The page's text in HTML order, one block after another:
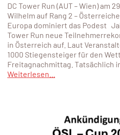
DC Tower Run (AUT – Wien) am
Wilhelm auf Rang 2 –
Europa dominiert das Podest
Tower Run neue
in Österreich auf. Laut
1000 Stiegensteiger für den
Freitagnachmittag. Tatsächlich
Weiterlesen...